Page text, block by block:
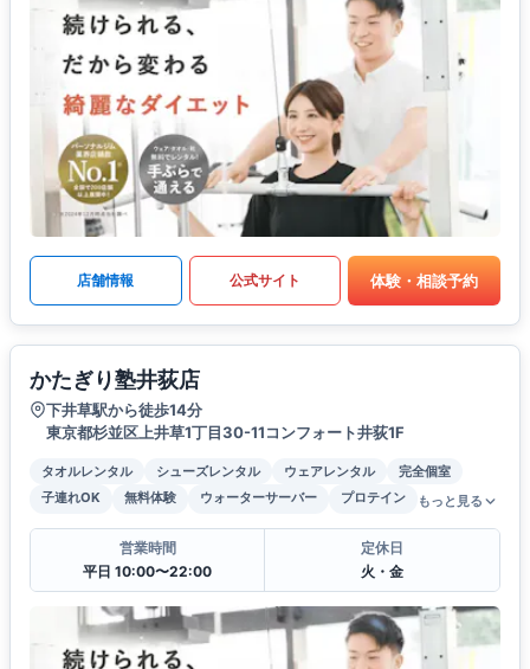
店舗情報 公式サイト 体験・相談予約
かたぎり塾井荻店
下井草駅から徒歩14分
東京都杉並区上井草1丁目30-11コンフォート井荻1F
タオルレンタル シューズレンタル ウェアレンタル
完全個室
子連れOK
無料体験 ウォーターサーバー プロテイン もっと見る
営業時間
平日 10:00〜22:00
定休日
火・金